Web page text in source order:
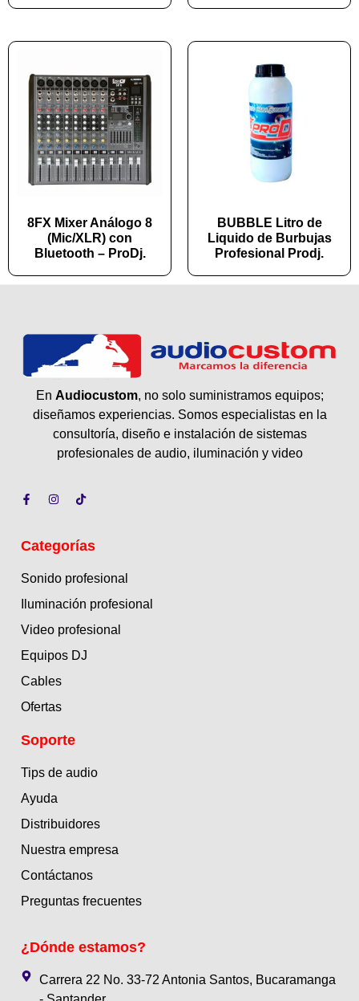
8FX Mixer Análogo 8
(Mic/XLR) con
Bluetooth – ProDj.
BUBBLE Litro de
Liquido de Burbujas
Profesional Prodj.
En Audiocustom, no solo suministramos equipos;
diseñamos experiencias. Somos especialistas en la
consultoría, diseño e instalación de sistemas
profesionales de audio, iluminación y video
Categorías
Sonido profesional
Iluminación profesional
Video profesional
Equipos DJ
Cables
Ofertas
Soporte
Tips de audio
Ayuda
Distribuidores
Nuestra empresa
Contáctanos
Preguntas frecuentes
¿Dónde estamos?
Carrera 22 No. 33-72 Antonia Santos, Bucaramanga